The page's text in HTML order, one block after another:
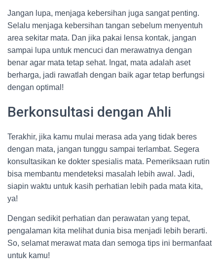
Jangan lupa, menjaga kebersihan juga sangat penting.
Selalu menjaga kebersihan tangan sebelum menyentuh
area sekitar mata. Dan jika pakai lensa kontak, jangan
sampai lupa untuk mencuci dan merawatnya dengan
benar agar mata tetap sehat. Ingat, mata adalah aset
berharga, jadi rawatlah dengan baik agar tetap berfungsi
dengan optimal!
Berkonsultasi dengan Ahli
Terakhir, jika kamu mulai merasa ada yang tidak beres
dengan mata, jangan tunggu sampai terlambat. Segera
konsultasikan ke dokter spesialis mata. Pemeriksaan rutin
bisa membantu mendeteksi masalah lebih awal. Jadi,
siapin waktu untuk kasih perhatian lebih pada mata kita,
ya!
Dengan sedikit perhatian dan perawatan yang tepat,
pengalaman kita melihat dunia bisa menjadi lebih berarti.
So, selamat merawat mata dan semoga tips ini bermanfaat
untuk kamu!